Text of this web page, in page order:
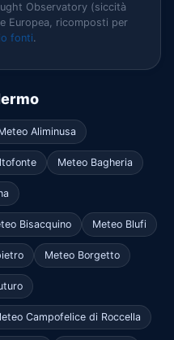
Observatory (siccità
Europea, ricomposti per
fonti.
Aliminusa
Meteo Bagheria
Bisacquino Meteo Blufi
Meteo Borgetto
Campofelice di Roccella